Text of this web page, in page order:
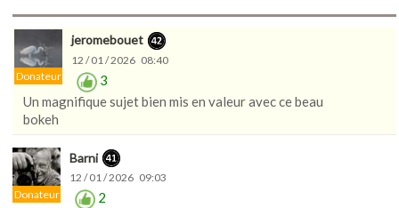
Donateur
jeromebouet
12 / 01 / 2026 08:40
3
Un magnifique sujet bien mis en valeur avec ce beau
bokeh
Donateur
Barni
12 / 01 / 2026 09:03
2